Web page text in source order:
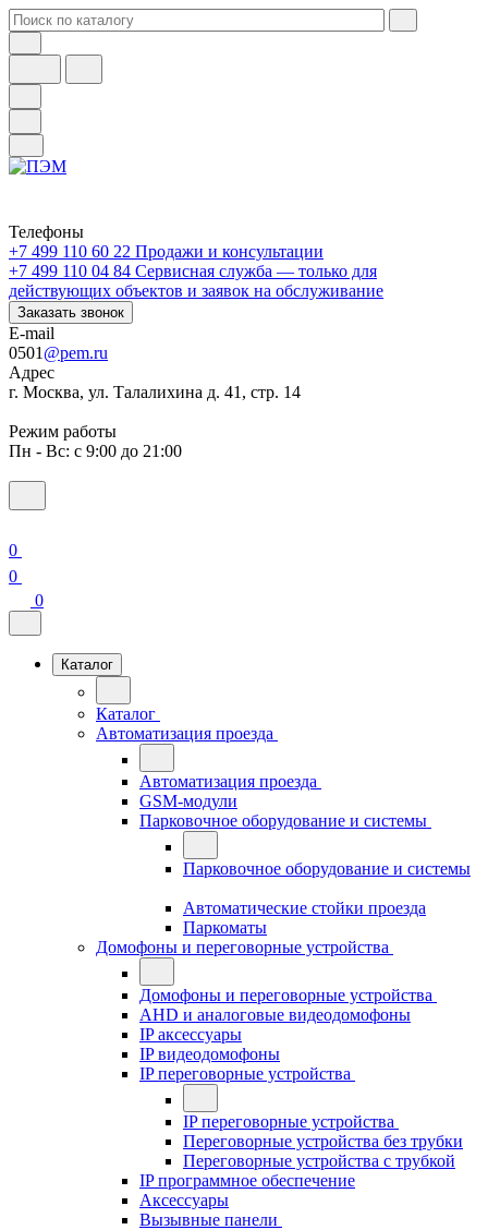
Телефоны
+7 499 110 60 22 Продажи и консультации
+7 499 110 04 84 Сервисная служба — только для
действующих объектов и заявок на обслуживание
Заказать звонок
E-mail
0501 @pem.ru
Адрес
г. Москва, ул. Талалихина д. 41, стр. 14
Режим работы
Пн - Вс: с 9:00 до 21:00
0
0
0
Каталог
Каталог
Автоматизация проезда
Автоматизация проезда
GSM-модули
Парковочное оборудование и системы
Парковочное оборудование и системы
Автоматические стойки проезда
Паркоматы
Домофоны и переговорные устройства
Домофоны и переговорные устройства
AHD и аналоговые видеодомофоны
IP аксессуары
IP видеодомофоны
IP переговорные устройства
IP переговорные устройства
Переговорные устройства без трубки
Переговорные устройства с трубкой
IP программное обеспечение
Аксессуары
Вызывные панели